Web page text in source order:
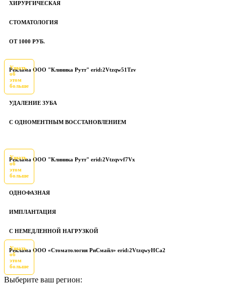
ХИРУРГИЧЕСКАЯ
СТОМАТОЛОГИЯ
ОТ 1000 РУБ.
Реклама ООО "Клиника Рутт" erid:2Vtzqw51Tzv
Узнать
об
этом
больше
УДАЛЕНИЕ ЗУБА
С ОДНОМЕНТНЫМ ВОССТАНОВЛЕНИЕМ
Реклама ООО "Клиника Рутт" erid:2Vtzqvvf7Vx
Узнать
об
этом
больше
ОДНОФАЗНАЯ
ИМПЛАНТАЦИЯ
С НЕМЕДЛЕННОЙ НАГРУЗКОЙ
Реклама ООО «Стоматология РиСмайл» erid:2VtzqwyHCa2
Узнать
об
этом
больше
Выберите ваш регион: